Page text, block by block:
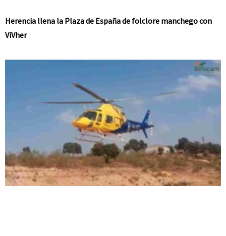
Herencia llena la Plaza de España de folclore manchego con
ViVher